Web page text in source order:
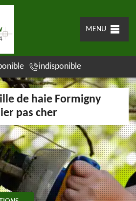
MENU
indisponible
de haie Formigny
pas cher